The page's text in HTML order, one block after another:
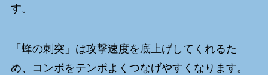
す。
「蜂の刺突」は攻撃速度を底上げしてくれるた
め、コンボをテンポよくつなげやすくなります。